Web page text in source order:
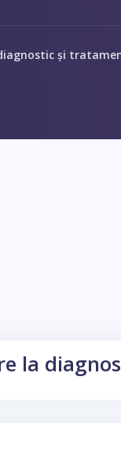
și
la